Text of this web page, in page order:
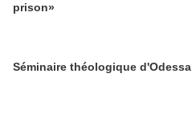
prison»
Séminaire théologique d'Odessa